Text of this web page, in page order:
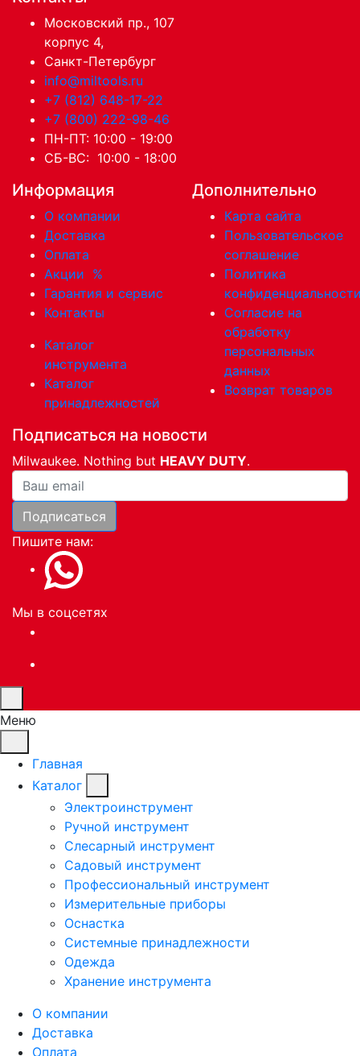
Московский пр., 107
корпус 4,
Санкт-Петербург
info@miltools.ru
+7 (812) 648-17-22
+7 (800) 222-98-46
ПН-ПТ: 10:00 - 19:00
СБ-ВС: 10:00 - 18:00
Информация
О компании
Доставка
Оплата
Акции %
Гарантия и сервис
Контакты
Каталог
инструмента
Каталог
принадлежностей
Дополнительно
Карта сайта
Пользовательское
соглашение
Политика
Согласие на
обработку
персональных
данных
Возврат товаров
Подписаться на новости
Milwaukee. Nothing but HEAVY DUTY.
Ваша почта
Подписаться
Пишите нам:
Мы в соцсетях
Меню
Главная
Каталог
Электроинструмент
Ручной инструмент
Слесарный инструмент
Садовый инструмент
Профессиональный инструмент
Измерительные приборы
Оснастка
Системные принадлежности
Одежда
Хранение инструмента
О компании
Доставка
Оплата